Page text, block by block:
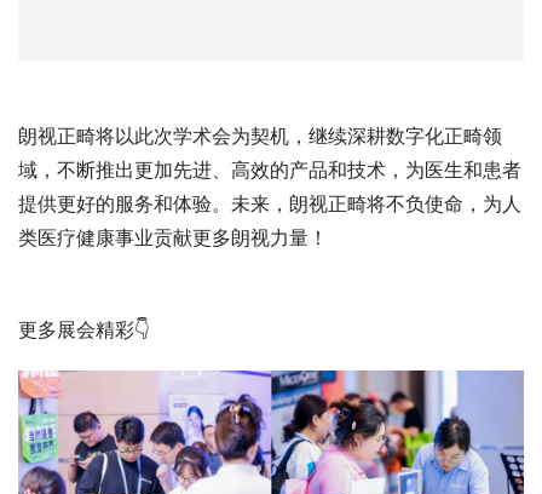
朗视正畸将以此次学术会为契机，继续深耕数字化正畸领
域，不断推出更加先进、高效的产品和技术，为医生和患者
提供更好的服务和体验。未来，朗视正畸将不负使命，为人
类医疗健康事业贡献更多朗视力量！
更多展会精彩👇